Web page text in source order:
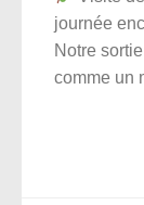
journée
Notre
comme un